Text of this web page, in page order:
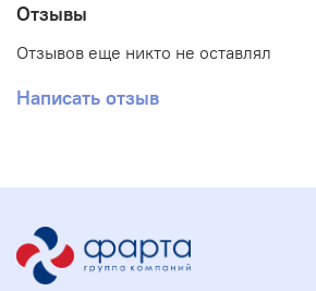
Отзывы
Отзывов еще никто не оставлял
Написать отзыв